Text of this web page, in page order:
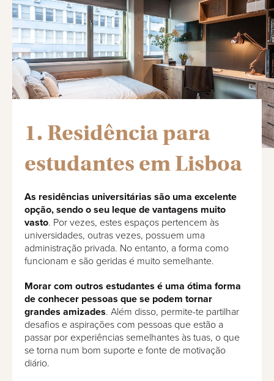
1. Residência para
estudantes em Lisboa
As residências universitárias são uma excelente
opção, sendo o seu leque de vantagens muito
vasto. Por vezes, estes espaços pertencem às
universidades, outras vezes, possuem uma
administração privada. No entanto, a forma como
funcionam e são geridas é muito semelhante.
Morar com outros estudantes é uma ótima forma
de conhecer pessoas que se podem tornar
grandes amizades. Além disso, permite-te partilhar
desafios e aspirações com pessoas que estão a
passar por experiências semelhantes às tuas, o que
se torna num bom suporte e fonte de motivação
diário.